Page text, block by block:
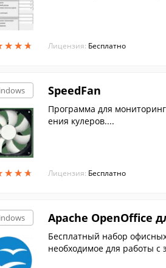
★★★
★★★ Лицензия: Бесплатно
★★★
★★★
SpeedFan
Программа для
ения кулеров....
Лицензия: Бесплатно
Apache OpenOffice
Бесплатный набор
необходимое для работы